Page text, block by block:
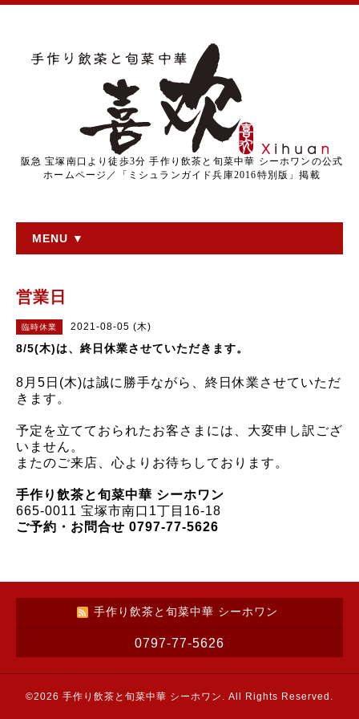
阪急 宝塚南口より徒歩3分 手作り飲茶と旬菜中華 シーホワンの公式
ホームページ／「ミシュランガイド兵庫2016特別版」掲載
MENU ▼
営業日
臨時休業 2021-08-05 (木)
8/5(木)は、終日休業させていただきます。
8月5 日 (木)は誠に勝手ながら、終日休業させていただ
きます。
予定を立てておられたお客さまには、大変申し訳ござ
いません。
またのご来店、心よりお待ちしております。
手作り飲茶と旬菜中華 シーホワン
665-0011 宝塚市南口1丁目16-18
ご予約・お問合せ 0797-77-5626
手作り飲茶と旬菜中華 シーホワン
0797-77-5626
©2026 手作り飲茶と旬菜中華 シーホワン . All Rights Reserved.